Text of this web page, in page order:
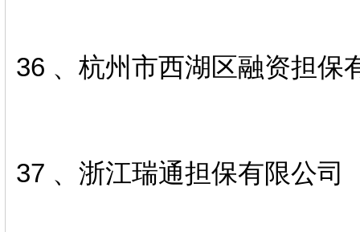
36 、杭州市西湖区融资担保
37 、浙江瑞通担保有限公司